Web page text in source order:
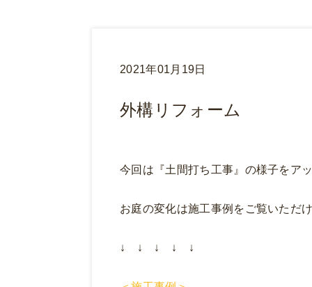
2021年01月19日
外構リフォーム
今回は『土間打ち工事』の様子をア
お庭の変化は施工事例をご覧いただ
↓ ↓ ↓ ↓ ↓